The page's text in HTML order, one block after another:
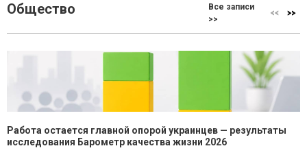
Общество
Все записи
>>
Работа остается главной опорой украинцев — результаты
исследования Барометр качества жизни 2026